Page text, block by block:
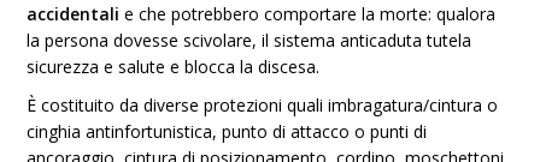
accidentali e che potrebbero comportare la morte: qualora
la persona dovesse scivolare, il sistema anticaduta tutela
sicurezza e salute e blocca la discesa.
È costituito da diverse protezioni quali imbragatura/cintura o
cinghia antinfortunistica, punto di attacco o punti di